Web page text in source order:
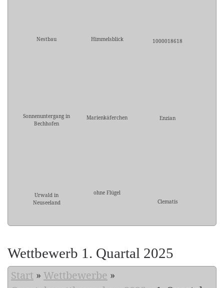
Nestbau Himmelsblick 1000018618
Sonnenuntergang in
Bechhofen
Marienkäferchen Enzian
Urwald in
Neuseeland
ohne Flügel
Clematis
Wettbewerb 1. Quartal 2025
Start » Wettbewerbe »